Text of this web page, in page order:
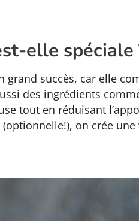
elle spéciale
succès, car elle
des ingrédients
tout en réduisant
on crée